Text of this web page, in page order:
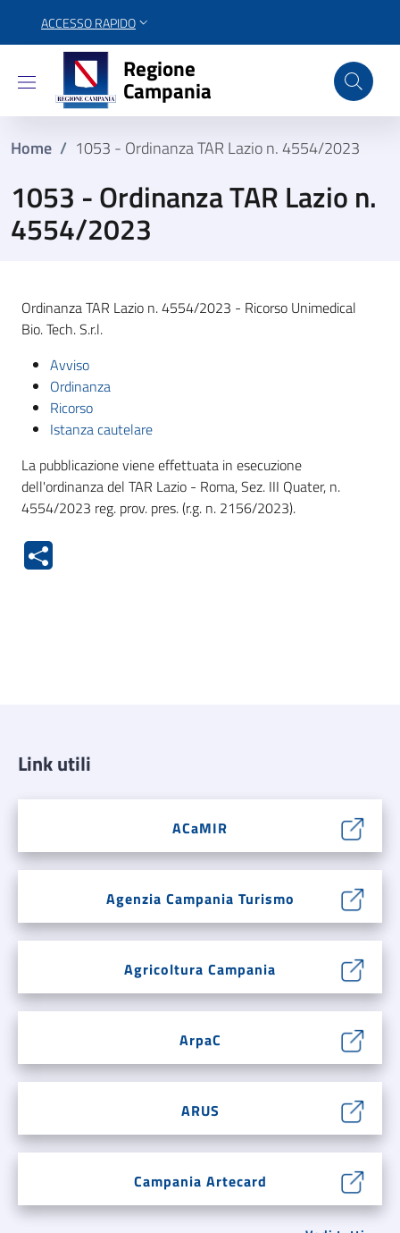
ACCESSO RAPIDO
Regione Campania
Regione
Campania
Home / 1053 - Ordinanza TAR Lazio n. 4554/2023
1053 - Ordinanza TAR Lazio n.
4554/2023
Ordinanza TAR Lazio n. 4554/2023 - Ricorso Unimedical
Bio. Tech. S.r.l.
Avviso
Ordinanza
Ricorso
Istanza cautelare
La pubblicazione viene effettuata in esecuzione
dell'ordinanza del TAR Lazio - Roma, Sez. III Quater, n.
4554/2023 reg. prov. pres. (r.g. n. 2156/2023).
Link utili
ACaMIR
Agenzia Campania Turismo
Agricoltura Campania
ArpaC
ARUS
Campania Artecard